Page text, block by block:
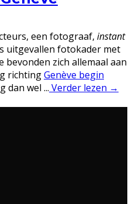
een fotograaf, instant
uitgevallen fotokader met
bevonden zich allemaal aan
richtingGenève begin
dan wel ... Verder lezen →